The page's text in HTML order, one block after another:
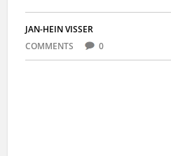
JAN-HEIN VISSER
COMMENTS
0